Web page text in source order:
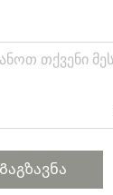
Გაგზავნა